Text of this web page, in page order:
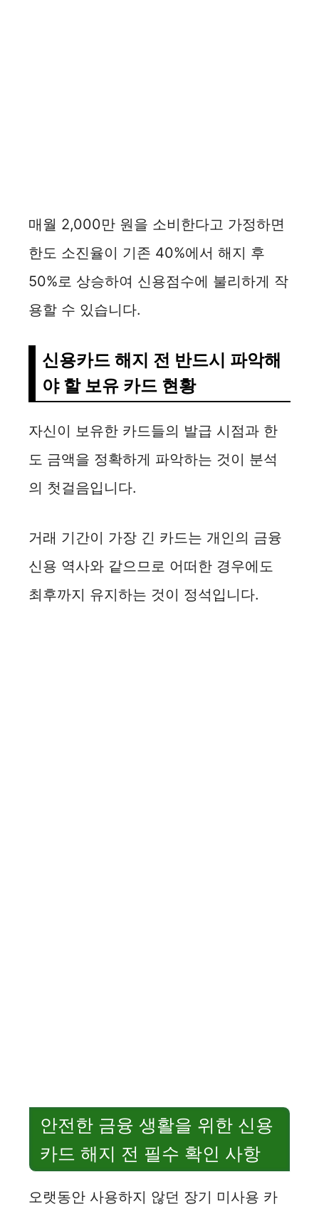
매월 2,000만 원을 소비한다고 가정하면
한도 소진율이 기존 40%에서 해지 후
50%로 상승하여 신용점수에 불리하게 작
용할 수 있습니다.
신용카드 해지 전 반드시 파악해
야 할 보유 카드 현황
자신이 보유한 카드들의 발급 시점과 한
도 금액을 정확하게 파악하는 것이 분석
의 첫걸음입니다.
거래 기간이 가장 긴 카드는 개인의 금융
신용 역사와 같으므로 어떠한 경우에도
최후까지 유지하는 것이 정석입니다.
안전한 금융 생활을 위한 신용
카드 해지 전 필수 확인 사항
오랫동안 사용하지 않던 장기 미사용 카